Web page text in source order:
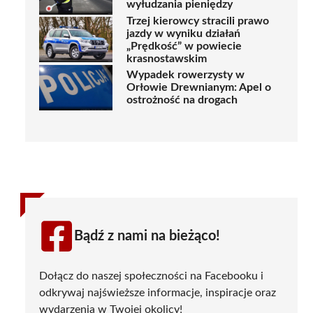
wyłudzania pieniędzy
Trzej kierowcy stracili prawo
jazdy w wyniku działań
„Prędkość” w powiecie
krasnostawskim
Wypadek rowerzysty w
Orłowie Drewnianym: Apel o
ostrożność na drogach
Bądź z nami na bieżąco!
Dołącz do naszej społeczności na Facebooku i
odkrywaj najświeższe informacje, inspiracje oraz
wydarzenia w Twojej okolicy!